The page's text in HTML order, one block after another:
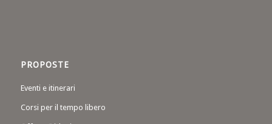
PROPOSTE
Eventi e itinerari
Corsi per il tempo libero